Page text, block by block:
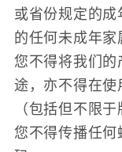
或省份规定的
的任何未成年家
您不得将我们的
途，亦不得在
（包括但不限于
您不得传播任